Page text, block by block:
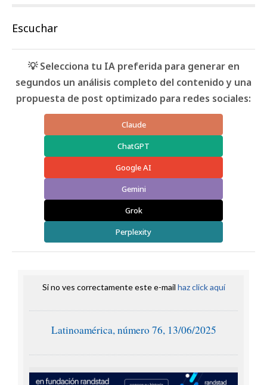
Escuchar
💡 Selecciona tu IA preferida para generar en
segundos un análisis completo del contenido y una
propuesta de post optimizado para redes sociales:
Claude
ChatGPT
Google AI
Gemini
Grok
Perplexity
Si no ves correctamente este e-mail haz click aquí
Latinoamérica, número 76, 13/06/2025